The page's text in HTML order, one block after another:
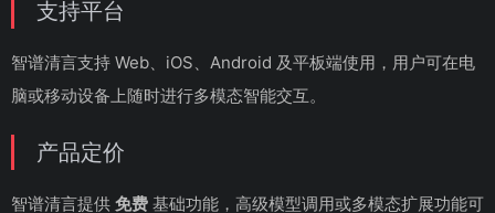
支持平台
智谱清言支持 Web、iOS、Android 及平板端使用，用户可在电
脑或移动设备上随时进行多模态智能交互。
产品定价
智谱清言提供 免费 基础功能，高级模型调用或多模态扩展功能可